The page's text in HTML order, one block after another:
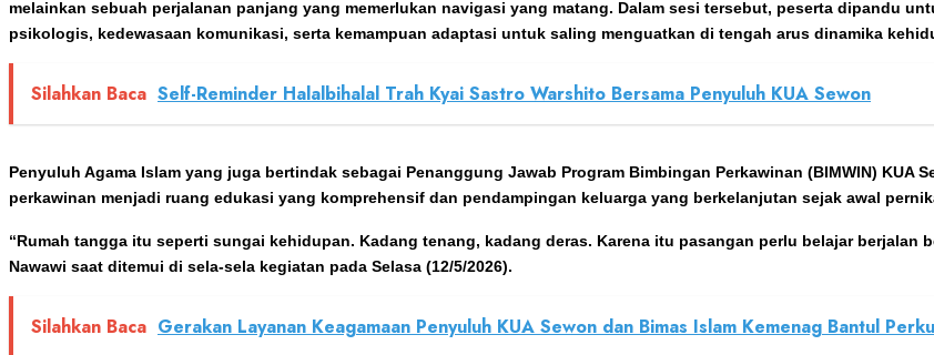
melainkan sebuah perjalanan panjang yang memerlukan navigasi yang matang. Dalam sesi tersebut, peserta dipandu
psikologis, kedewasaan komunikasi, serta kemampuan adaptasi untuk saling menguatkan di tengah arus dinamika
Silahkan Baca Self-Reminder Halalbihalal Trah Kyai Sastro Warshito Bersama Penyuluh KUA Sewon
Penyuluh Agama Islam yang juga bertindak sebagai Penanggung Jawab Program Bimbingan Perkawinan (BIMWIN) KUA
perkawinan menjadi ruang edukasi yang komprehensif dan pendampingan keluarga yang berkelanjutan sejak awal
“Rumah tangga itu seperti sungai kehidupan. Kadang tenang, kadang deras. Karena itu pasangan perlu belajar
Nawawi saat ditemui di sela-sela kegiatan pada Selasa (12/5/2026).
Silahkan Baca Gerakan Layanan Keagamaan Penyuluh KUA Sewon dan Bimas Islam Kemenag Bantul